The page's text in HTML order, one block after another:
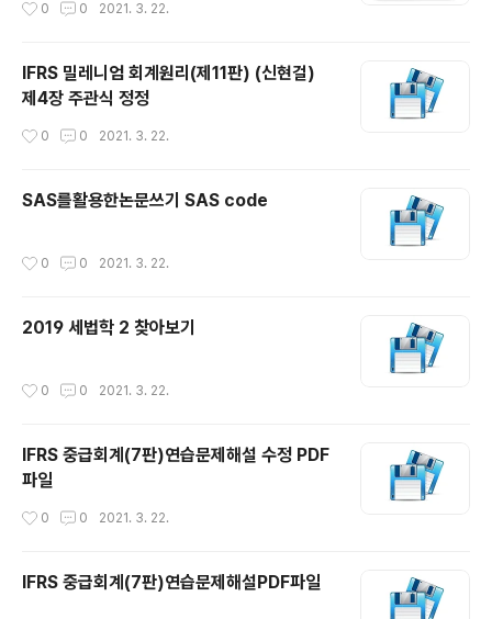
0 0 2021. 3. 22.
IFRS 밀레니엄 회계원리(제11판) (신현걸)
제4장 주관식 정정
0 0 2021. 3. 22.
SAS를활용한논문쓰기 SAS code
0 0 2021. 3. 22.
2019 세법학 2 찾아보기
0 0 2021. 3. 22.
IFRS 중급회계(7판)연습문제해설 수정 PDF
파일
0 0 2021. 3. 22.
IFRS 중급회계(7판)연습문제해설PDF파일